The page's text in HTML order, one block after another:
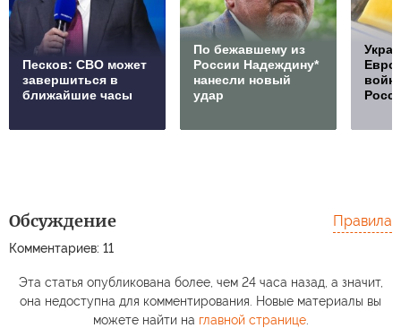
Песков: СВО может
завершиться в
ближайшие часы
По бежавшему из
России Надеждину*
нанесли новый
удар
Обсуждение
Комментариев: 11
Правила
Эта статья опубликована более, чем 24 часа назад, а значит,
она недоступна для комментирования. Новые материалы вы
можете найти на главной странице.